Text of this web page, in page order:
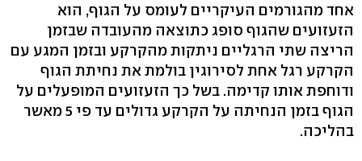
אחד מהגורמים העיקריים לעומס על הגוף, הוא
הזעזועים שהגוף סופג כתוצאה מהעובדה שבזמן
הריצה שתי הרגליים ניתקות מהקרקע ובזמן המגע עם
הקרקע רגל אחת לסירוגין בולמת את נחיתת הגוף
ודוחפת אותו קדימה. בשל כך הזעזועים המופעלים על
הגוף בזמן הנחיתה על הקרקע גדולים עד פי 5 מאשר
בהליכה.